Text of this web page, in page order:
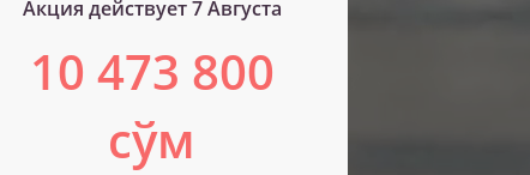
Акция действует 7 Августа
10 473 800
сўм